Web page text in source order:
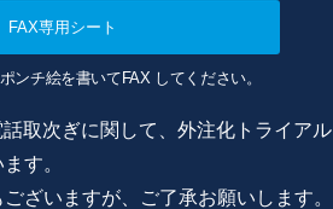
FAX専用シート
ンチ絵を書いてFAX してください。
取次ぎに関して、外注化トライアル
す。
ざいますが、ご了承お願いします。